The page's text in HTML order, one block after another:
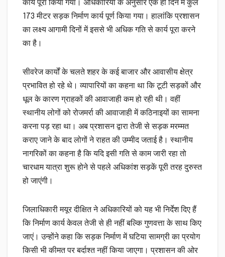
कार्य पूरा किया गया। अधिकारियों के अनुसार एक ही दिन में कुल
173 मीटर सड़क निर्माण कार्य पूर्ण किया गया। हालांकि प्रशासन
का लक्ष्य आगामी दिनों में इससे भी अधिक गति से कार्य पूरा करने
का है।
सीवरेज कार्यों के चलते शहर के कई बाजार और आवासीय क्षेत्र
प्रभावित हो रहे थे। व्यापारियों का कहना था कि टूटी सड़कों और
धूल के कारण ग्राहकों की आवाजाही कम हो रही थी। वहीं
स्थानीय लोगों को रोजमर्रा की आवाजाही में कठिनाइयों का सामना
करना पड़ रहा था। अब प्रशासन द्वारा तेजी से सड़क मरम्मत
कराए जाने के बाद लोगों ने राहत की उम्मीद जताई है। स्थानीय
नागरिकों का कहना है कि यदि इसी गति से काम जारी रहा तो
चारधाम यात्रा शुरू होने से पहले अधिकांश सड़कें पूरी तरह दुरुस्त
हो जाएंगी।
जिलाधिकारी मयूर दीक्षित ने अधिकारियों को यह भी निर्देश दिए हैं
कि निर्माण कार्य केवल तेजी से ही नहीं बल्कि गुणवत्ता के साथ किए
जाएं। उन्होंने कहा कि सड़क निर्माण में घटिया सामग्री का प्रयोग
किसी भी कीमत पर बर्दाश्त नहीं किया जाएगा। प्रशासन की ओर